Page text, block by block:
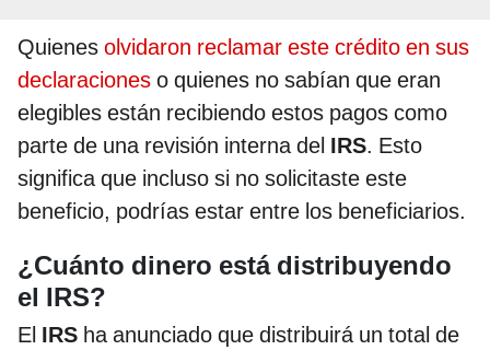
Quienes olvidaron reclamar este crédito en sus
declaraciones o quienes no sabían que eran
elegibles están recibiendo estos pagos como
parte de una revisión interna del IRS. Esto
significa que incluso si no solicitaste este
beneficio, podrías estar entre los beneficiarios.
¿Cuánto dinero está distribuyendo
el IRS?
El IRS ha anunciado que distribuirá un total de